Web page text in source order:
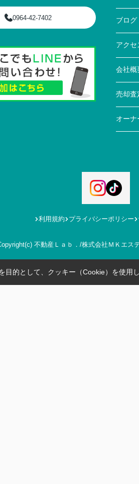
0964-42-7402 ブログ
アクセ
会社概
売却査
オーナ
利用規約 プライバシーポリシー
不動産Ｌａｂ．/株式会社ＭＫエス
的として、クッキー（Cookie）を使用